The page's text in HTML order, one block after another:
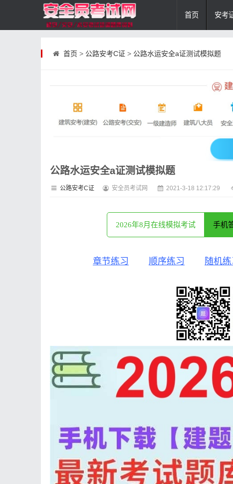
首页 安考
首页 > 公路安考C证> 公路水运安全a证测试模拟题
公路水运安全a证测试模拟题
公路安考C证 安全员考试网 2021-3-18 12:17:29
2026年8月在线模拟考试 手机
章节练习 顺序练习 随机练